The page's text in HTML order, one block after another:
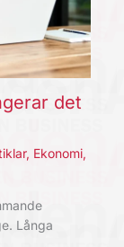
det
, Ekonomi,
Långa